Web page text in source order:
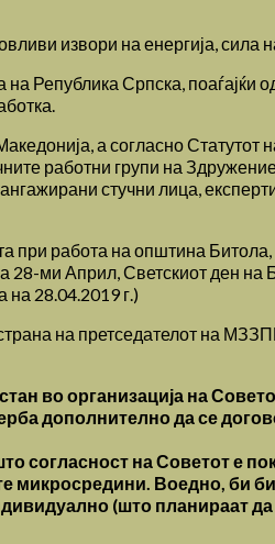
извори на енергија, сила
Република Српска, поаѓајќи
а согласно Статутот
работни групи на
стучни лица,
при работа на општина
28-ми Април, Светскиот ден на
на 28.04.2019 г.)
на претседателот на
во организација на
дополнително да се
согласност на Советот е
микросредини. Воедно, би
(што планираат